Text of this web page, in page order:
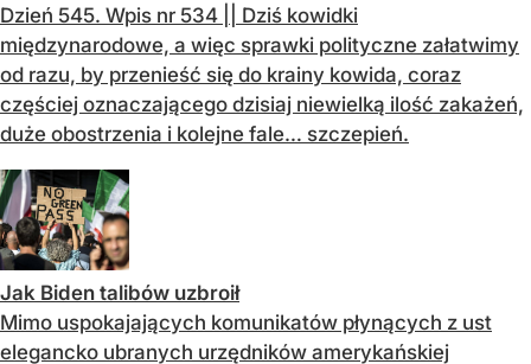
Dzień 545. Wpis nr 534 || Dziś kowidki
międzynarodowe, a więc sprawki polityczne załatwimy
od razu, by przenieść się do krainy kowida, coraz
częściej oznaczającego dzisiaj niewielką ilość zakażeń,
duże obostrzenia i kolejne fale… szczepień.
Jak Biden talibów uzbroił
Mimo uspokajających komunikatów płynących z ust
elegancko ubranych urzędników amerykańskiej